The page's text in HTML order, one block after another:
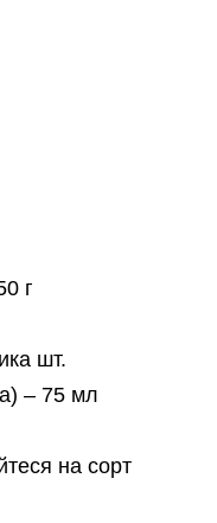
г
шт.
– 75 мл
на сорт